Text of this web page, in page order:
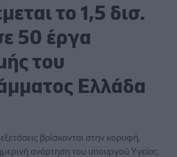
το 1,5 δισ.
50 έργα
του
Ελλάδα
βρίσκονται στην κορυφή,
ανάρτηση του υπουργού Υγείας.